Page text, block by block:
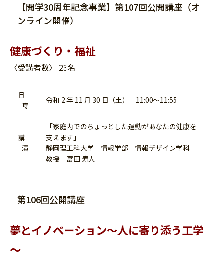
【開学30周年記念事業】第107回公開講座（オ
ンライン開催）
健康づくり・福祉
〈受講者数〉 23名
日
時
令和 2 年 11 月 30 日（土） 11:00～11:55
講
演
「家庭内でのちょっとした運動があなたの健康を
支えます」
静岡理工科大学 情報学部 情報デザイン学科
教授 富田 寿人
第106回公開講座
夢とイノベーション～人に寄り添う工学
～